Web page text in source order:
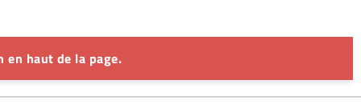
haut de la page.